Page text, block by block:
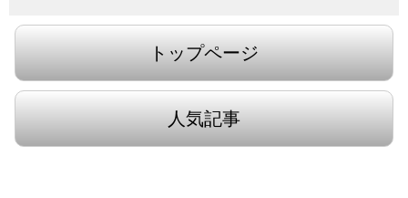
トップページ
人気記事